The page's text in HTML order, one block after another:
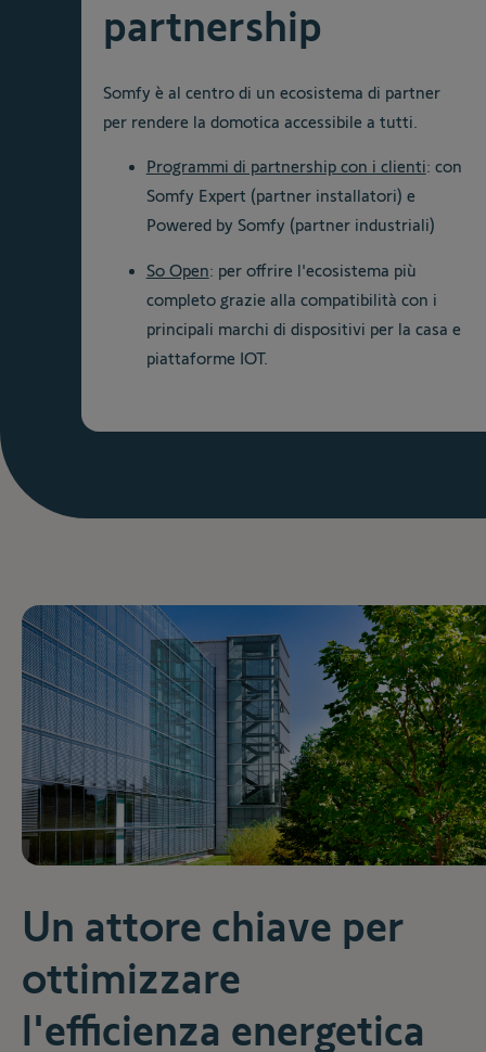
partnership
Somfy è al centro di un ecosistema di partner
per rendere la domotica accessibile a tutti.
Programmi di partnership con i clienti: con
Somfy Expert (partner installatori) e
Powered by Somfy (partner industriali)
So Open: per offrire l'ecosistema più
completo grazie alla compatibilità con i
principali marchi di dispositivi per la casa e
piattaforme IOT.
Un attore chiave per
ottimizzare
l'efficienza energetica